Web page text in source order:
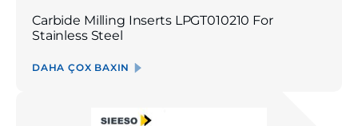
Carbide Milling Inserts LPGT010210 For
Stainless Steel
DAHA ÇOX BAXIN